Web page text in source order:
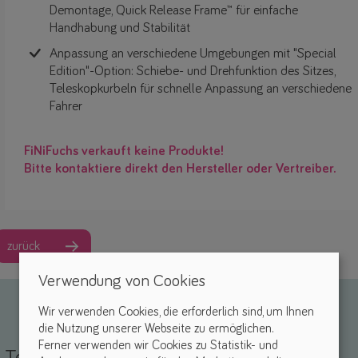
Demontage, Quick Release Frame™ für einfache
Handhabung und Stabilität
Anpassung an verschiedene Umgebungen mit "Special
Edition"-Option: Schiebe- und Drehfunktion des Sitzes,
Teleskopkurbeln für schnelle Anpassung an verschiedene
Fahrer
FiNiFuchs verkauft keine Produkte!
Bitte kontaktiere direkt den Hersteller oder Vertreiber.
zurück
Verwendung von Cookies
Wir verwenden Cookies, die erforderlich sind, um Ihnen
die Nutzung unserer Webseite zu ermöglichen.
Ferner verwenden wir Cookies zu Statistik- und